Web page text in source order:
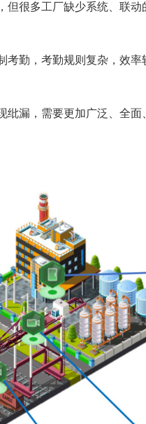
多工厂缺少系统、联动
，考勤规则复杂，效率
，需要更加广泛、全面